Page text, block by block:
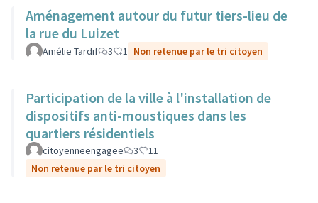
Aménagement autour du futur tiers-lieu de
la rue du Luizet
Amélie Tardif 3 1 Non retenue par le tri citoyen
Participation de la ville à l'installation de
dispositifs anti-moustiques dans les
quartiers résidentiels
citoyenneengagee 3
11
Non retenue par le tri citoyen